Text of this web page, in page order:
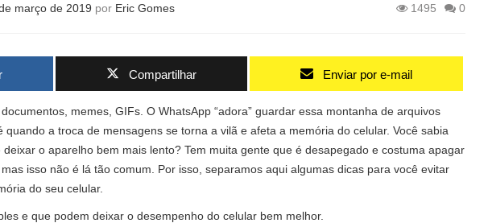
março de 2019 por Eric Gomes 1495 0
Compartilhar Enviar por e-mail
memes, GIFs. O WhatsApp “adora” guardar essa montanha de arquivos
quando a troca de mensagens se torna a vilã e afeta a memória do celular. Você sabia
o aparelho bem mais lento? Tem muita gente que é desapegado e costuma apagar
isso não é lá tão comum. Por isso, separamos aqui algumas dicas para você evitar
do seu celular.
e que podem deixar o desempenho do celular bem melhor.